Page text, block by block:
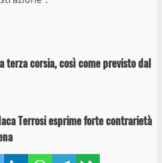
terza corsia, così come previsto dal
Terrosi esprime forte contrarietà